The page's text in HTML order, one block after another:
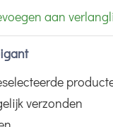
aan
verzonden